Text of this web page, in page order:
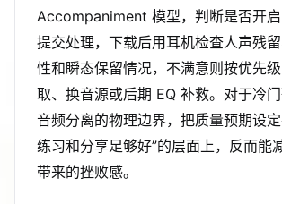
Accompaniment 模型，判断是否开启
提交处理，下载后用耳机检查人声残
性和瞬态保留情况，不满意则按优先
取、换音源或后期 EQ 补救。对于冷
音频分离的物理边界，把质量预期设
练习和分享足够好”的层面上，反而能
带来的挫败感。